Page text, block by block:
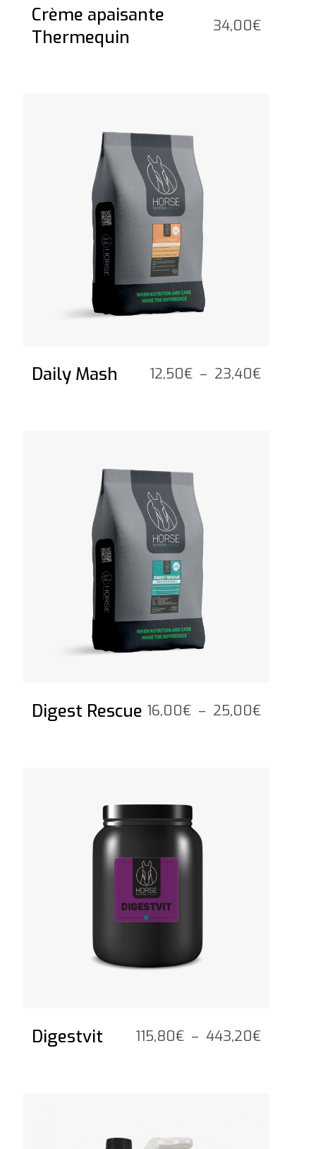
Crème apaisante
Thermequin
34,00€
Daily Mash 12,50€ – 23,40€Plage
Digest Rescue 16,00€ – 25,00€Plage
Digestvit 115,80€ – 443,20€Plage